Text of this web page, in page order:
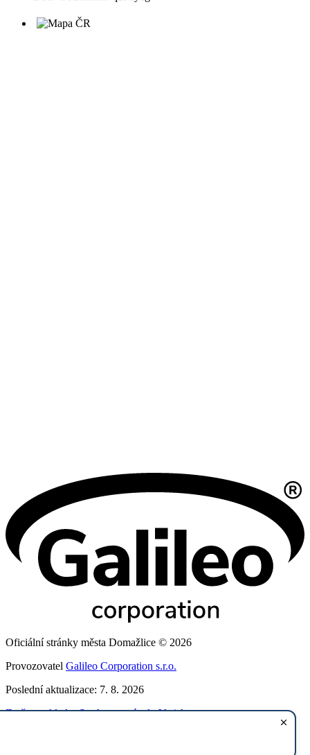
Oficiální stránky města Domažlice © 2026
Provozovatel Galileo Corporation s.r.o.
Poslední aktualizace: 7. 8. 2026
Změna vzhledu,Struktura stránek,Vytisknout